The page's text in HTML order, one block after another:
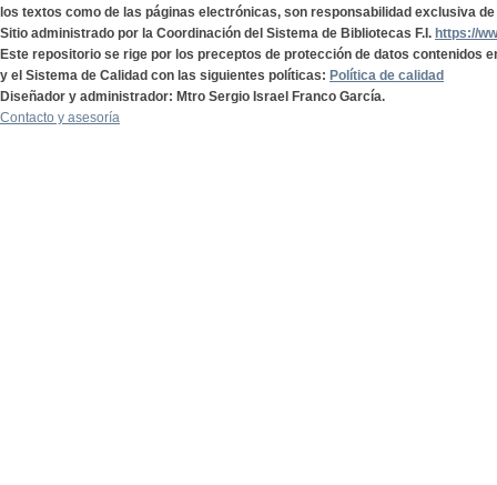
los textos como de las páginas electrónicas, son responsabilidad exclusiva
Sitio administrado por la Coordinación del Sistema de Bibliotecas F.I. https://
Este repositorio se rige por los preceptos de protección de datos contenidos
y el Sistema de Calidad con las siguientes políticas: Política de calidad
Diseñador y administrador: Mtro Sergio Israel Franco García.
Contacto y asesoría